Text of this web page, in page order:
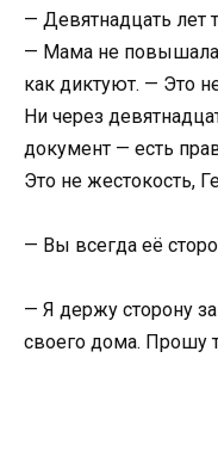
— Девятнадцать
— Мама не повышала
как диктуют. — Это
Ни через
документ — есть
Это не жестокость,
— Вы всегда её
— Я держу сторону
своего дома. Прошу